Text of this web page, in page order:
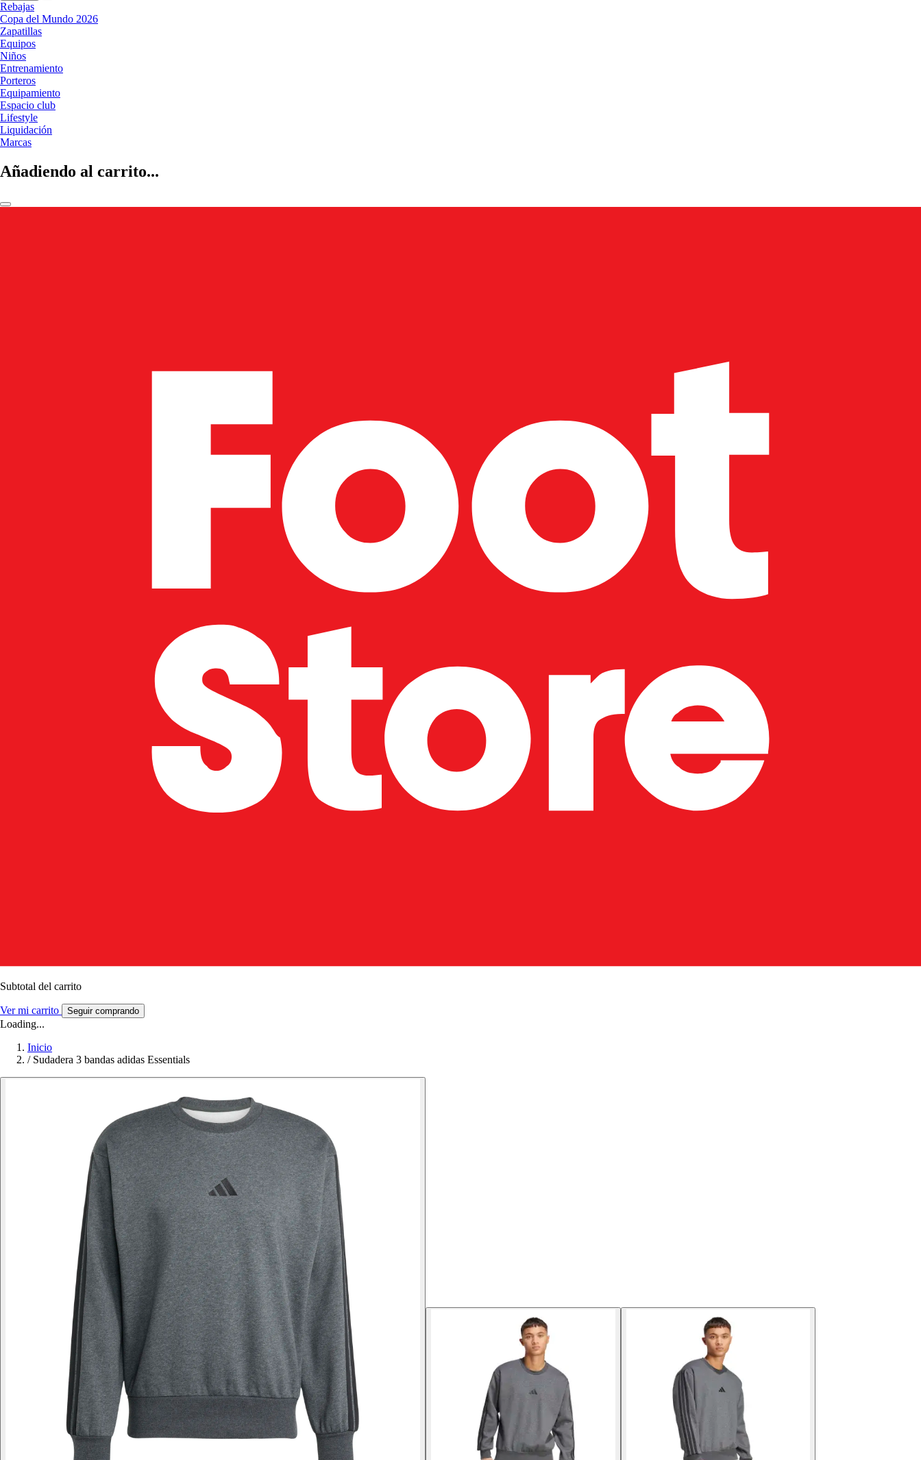
Rebajas
Copa del Mundo 2026
Zapatillas
Equipos
Niños
Entrenamiento
Porteros
Equipamiento
Espacio club
Lifestyle
Liquidación
Marcas
Añadiendo al carrito...
Subtotal del carrito
Ver mi carrito Seguir comprando
Loading...
Inicio
/ Sudadera 3 bandas adidas Essentials